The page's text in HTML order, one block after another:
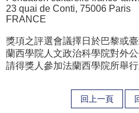
23 quai de Conti, 75006 Paris
FRANCE
獎項之評選會議擇日於巴黎或
蘭西學院人文政治科學院對外
請得獎人參加法蘭西學院所舉行
回上一頁